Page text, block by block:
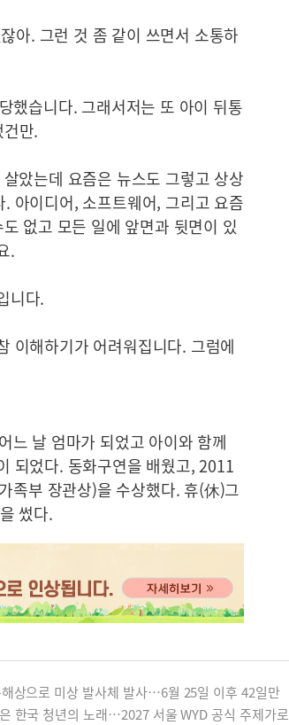
아. 그런 것 좀 같이 쓰면서 소통하
했습니다. 그래서저는 또 아이 뒤통
만.
았는데 요즘은 뉴스도 그렇고 상상
아이디어, 소프트웨어, 그리고 요즘
없고 모든 일에 앞면과 뒷면이 있
.
니다.
이해하기가 어려워집니다. 그럼에
느 날 엄마가 되었고 아이와 함께
되었다. 동화구연을 배웠고, 2011
족부 장관상)을 수상했다. 휴(休)그
썼다.
상으로 미상 발사체 발사…6월 25일 이후 42일만
한국 청년의 노래…2027 서울 WYD 공식 주제가로